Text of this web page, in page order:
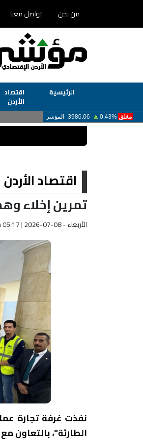
من نحن تواصل معنا
الرئيسية اقتصاد
الأردن
اقتصاد الأردن
تمرين إخلاء
الأربعاء - am 05:17 | 2026-07-08
نفذت غرفة تجارة
الطارئة"،